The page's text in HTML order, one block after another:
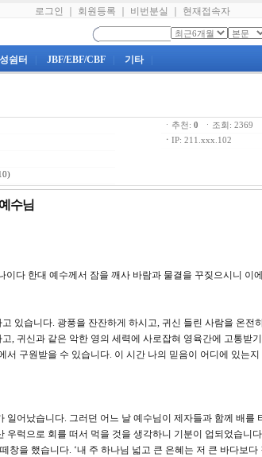
로그인 회원등록 비번분실 현재접속자
쉼터 JBF/EBF/CBF 기타
ㆍ추천: 0 ㆍ조회: 2369
ㆍ IP: 211.xxx.102
수님
다 한대 예수께서 잠을 깨사 바람과 물결을 꾸짖으시니 이
있습니다. 광풍을 잔잔하게 하시고, 귀신 들린 사람을 온전
, 귀신과 같은 악한 영의 세력에 사로잡혀 영육간에 고통받기
구원받을 수 있습니다. 이 시간 나의 믿음이 어디에 있는지
어났습니다. 그러던 어느 날 예수님이 제자들과 함께 배를
럭으로 회를 떠서 먹을 것을 생각하니 기분이 업되었습니
을 했습니다. ‘내 주 하나님 넓고 큰 은혜는 저 큰 바다보다